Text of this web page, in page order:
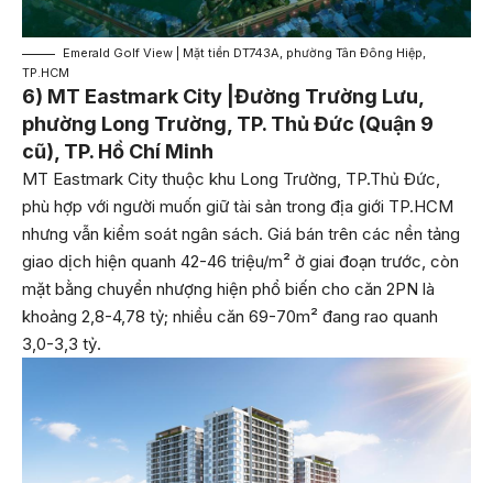
Emerald Golf View | Mặt tiền DT743A, phường Tân Đông Hiệp,
TP.HCM
6) MT Eastmark City |Đường Trường Lưu,
phường Long Trường, TP. Thủ Đức (Quận 9
cũ), TP. Hồ Chí Minh
MT Eastmark City thuộc khu Long Trường, TP.Thủ Đức,
phù hợp với người muốn giữ tài sản trong địa giới TP.HCM
nhưng vẫn kiểm soát ngân sách. Giá bán trên các nền tảng
giao dịch hiện quanh 42-46 triệu/m² ở giai đoạn trước, còn
mặt bằng chuyển nhượng hiện phổ biến cho căn 2PN là
khoảng 2,8-4,78 tỷ; nhiều căn 69-70m² đang rao quanh
3,0-3,3 tỷ.